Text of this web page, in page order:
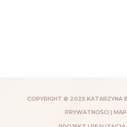
COPYRIGHT © 2025 KATARZYNA
PRYWATNOŚCI |